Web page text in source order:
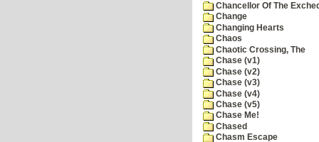
Chancellor Of The
Change
Changing Hearts
Chaos
Chaotic Crossing, The
Chase (v1)
Chase (v2)
Chase (v3)
Chase (v4)
Chase (v5)
Chase Me!
Chased
Chasm Escape